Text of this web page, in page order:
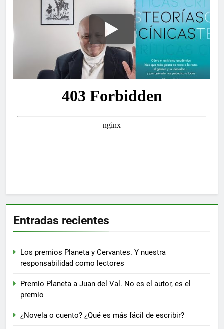
Entradas recientes
Los premios Planeta y Cervantes. Y nuestra
responsabilidad como lectores
Premio Planeta a Juan del Val. No es el autor, es el
premio
¿Novela o cuento? ¿Qué es más fácil de escribir?